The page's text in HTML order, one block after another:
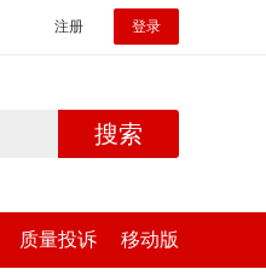
注册 登录
搜索
质量投诉 移动版